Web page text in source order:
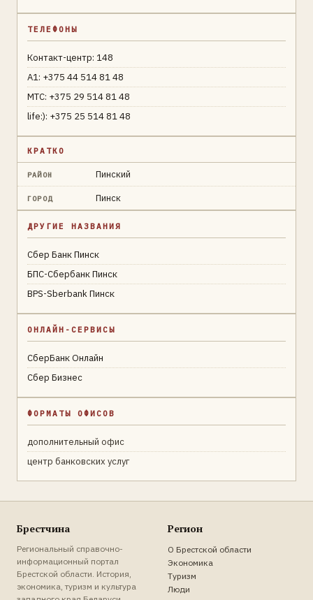
ТЕЛЕФОНЫ
Контакт-центр: 148
A1: +375 44 514 81 48
МТС: +375 29 514 81 48
life:): +375 25 514 81 48
КРАТКО
РАЙОН Пинский
ГОРОД Пинск
ДРУГИЕ НАЗВАНИЯ
Сбер Банк Пинск
БПС-Сбербанк Пинск
BPS-Sberbank Пинск
ОНЛАЙН-СЕРВИСЫ
СберБанк Онлайн
Сбер Бизнес
ФОРМАТЫ ОФИСОВ
дополнительный офис
центр банковских услуг
Брестчина
Региональный справочно-
информационный портал
Брестской области. История,
экономика, туризм и культура
Регион
О Брестской области
Экономика
Туризм
Люди